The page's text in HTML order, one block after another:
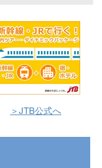
＞JTB公式へ